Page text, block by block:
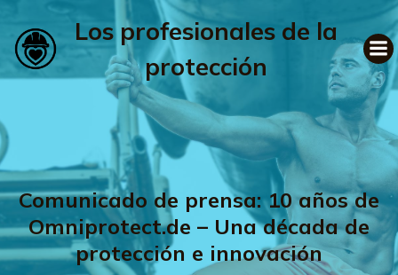
Los profesionales de la
protección
Comunicado de prensa: 10 años de
Omniprotect.de – Una década de
protección e innovación